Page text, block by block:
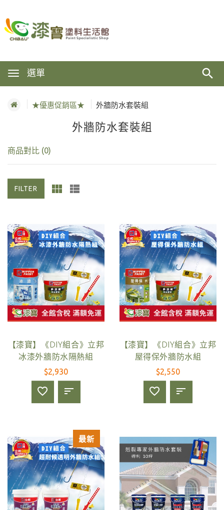
選單
★優惠促銷區★ 外牆防水套裝組
外牆防水套裝組
商品對比 (0)
FILTER
【漆寶】《DIY組合》立邦
冰漆外牆防水隔熱組
$2,930
【漆寶】《DIY組合》立邦
屋得保外牆防水組
$2,550
最新